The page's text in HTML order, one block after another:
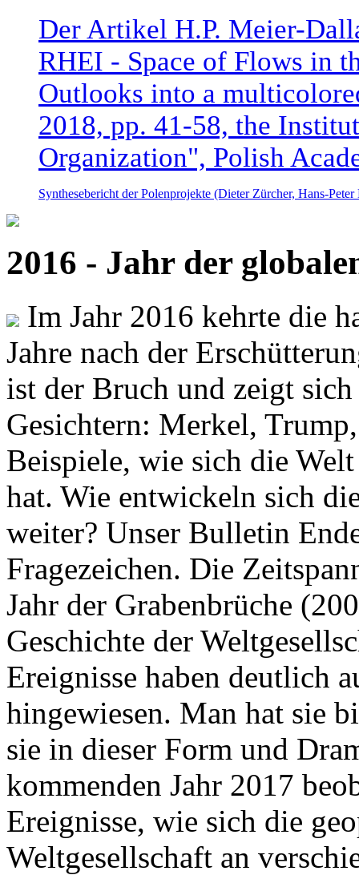
Der Artikel H.P. Meier-
RHEI - Space of Flows in
Outlooks into a
2018, pp. 41-58, the
Organization", Polish
Synthesebericht der Polenprojekte (Dieter Zürcher, Hans-
2016 - Jahr der
Im Jahr 2016 kehrte die
Jahre nach der
ist der Bruch und zeigt
Gesichtern: Merkel,
Beispiele, wie sich die
hat. Wie entwickeln sich
weiter? Unser Bulletin
Fragezeichen. Die
Jahr der Grabenbrüche
Geschichte der
Ereignisse haben deutlich
hingewiesen. Man hat sie
sie in dieser Form und
kommenden Jahr 2017
Ereignisse, wie sich die
Weltgesellschaft an